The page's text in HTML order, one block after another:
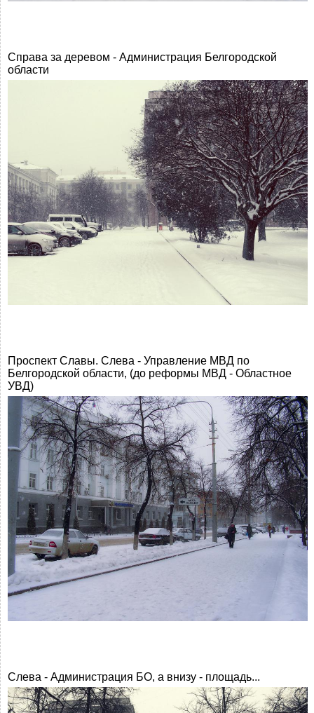
Справа за деревом - Администрация Белгородской
области
Проспект Славы. Слева - Управление МВД по
Белгородской области, (до реформы МВД - Областное
УВД)
Слева - Администрация БО, а внизу - площадь...